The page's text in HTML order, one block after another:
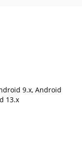
9.x, Android
13.x